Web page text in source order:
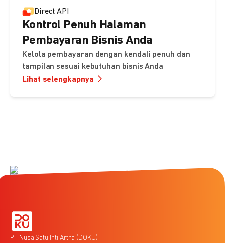
Direct API
Kontrol Penuh Halaman
Pembayaran Bisnis Anda
Kelola pembayaran dengan kendali penuh dan
tampilan sesuai kebutuhan bisnis Anda
Lihat selengkapnya
PT Nusa Satu Inti Artha (DOKU)